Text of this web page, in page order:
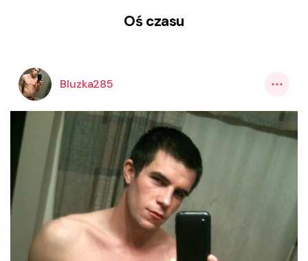
Oś czasu
Bluzka285